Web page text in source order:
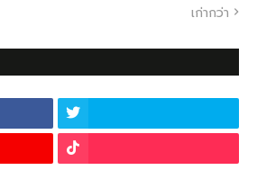
เก่ากว่า